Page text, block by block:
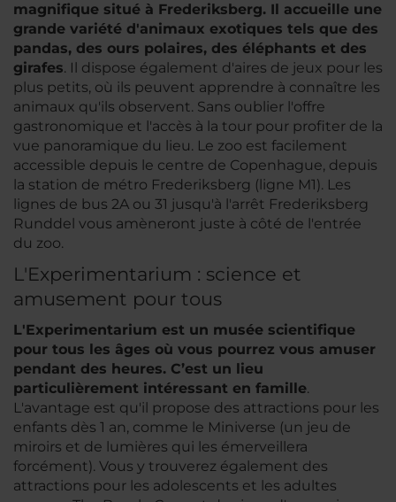
magnifique situé à Frederiksberg. Il accueille une
grande variété d'animaux exotiques tels que des
pandas, des ours polaires, des éléphants et des
girafes. Il dispose également d'aires de jeux pour les
plus petits, où ils peuvent apprendre à connaître les
animaux qu'ils observent. Sans oublier l'offre
gastronomique et l'accès à la tour pour profiter de la
vue panoramique du lieu. Le zoo est facilement
accessible depuis le centre de Copenhague, depuis
la station de métro Frederiksberg (ligne M1). Les
lignes de bus 2A ou 31 jusqu'à l'arrêt Frederiksberg
Runddel vous amèneront juste à côté de l'entrée
du zoo.
L'Experimentarium : science et
amusement pour tous
L'Experimentarium est un musée scientifique
pour tous les âges où vous pourrez vous amuser
pendant des heures. C’est un lieu
particulièrement intéressant en famille.
L'avantage est qu'il propose des attractions pour les
enfants dès 1 an, comme le Miniverse (un jeu de
miroirs et de lumières qui les émerveillera
forcément). Vous y trouverez également des
attractions pour les adolescents et les adultes